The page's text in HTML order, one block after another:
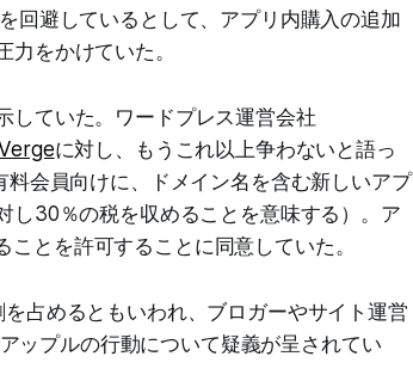
回避しているとして、アプリ内購入の追加
をかけていた。
していた。ワードプレス運営会社
に対し、もうこれ以上争わないと語っ
会員向けに、ドメイン名を含む新しいアプ
し30％の税を収めることを意味する）。ア
とを許可することに同意していた。
占めるともいわれ、ブロガーやサイト運営
ップルの行動について疑義が呈されてい